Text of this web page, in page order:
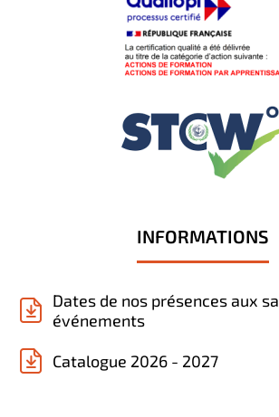
INFORMATIONS
Dates de nos présences aux
événements
Catalogue 2026 - 2027